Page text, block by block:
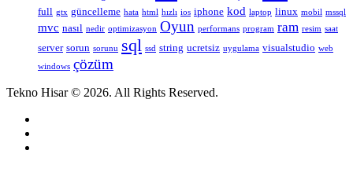
full gtx güncelleme hata html hızlı ios iphone kod laptop linux mobil mssql
mvc nasıl nedir optimizasyon Oyun performans program ram resim saat
server sorun sorunu sql ssd string ucretsiz uygulama visualstudio web
windows çözüm
Tekno Hisar © 2026. All Rights Reserved.